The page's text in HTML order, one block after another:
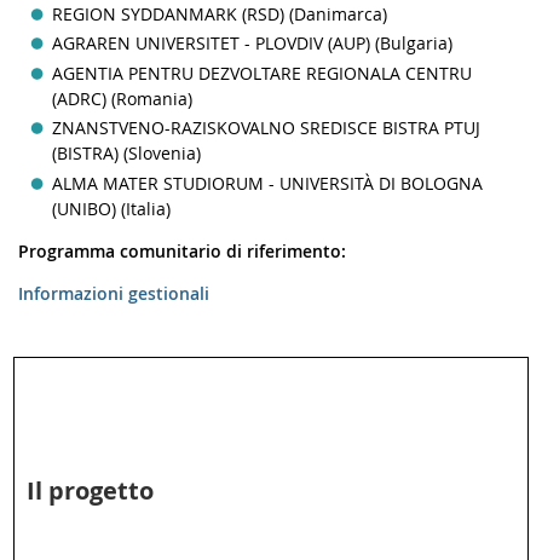
REGION SYDDANMARK (RSD) (Danimarca)
AGRAREN UNIVERSITET - PLOVDIV (AUP) (Bulgaria)
AGENTIA PENTRU DEZVOLTARE REGIONALA CENTRU
(ADRC) (Romania)
ZNANSTVENO-RAZISKOVALNO SREDISCE BISTRA PTUJ
(BISTRA) (Slovenia)
ALMA MATER STUDIORUM - UNIVERSITÀ DI BOLOGNA
(UNIBO) (Italia)
Programma comunitario di riferimento:
Informazioni gestionali
Il progetto